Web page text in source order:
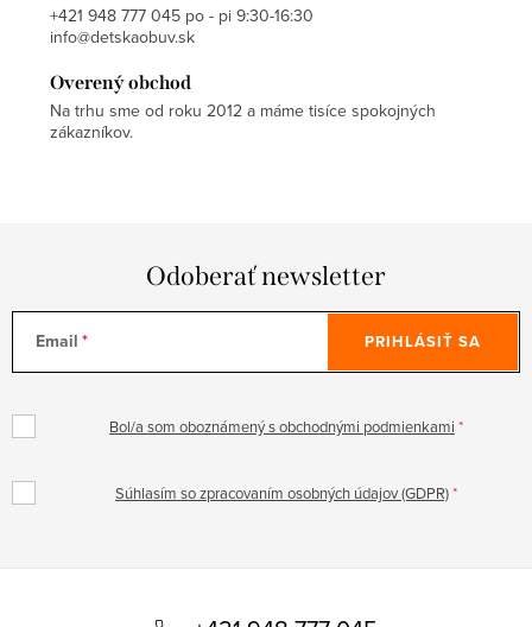
+421 948 777 045 po - pi 9:30-16:30
info@detskaobuv.sk
Overený obchod
Na trhu sme od roku 2012 a máme tisíce spokojných
zákazníkov.
Odoberať newsletter
Email
Bol/a som oboznámený s obchodnými podmienkami
Súhlasím so zpracovaním osobných údajov (GDPR)
PRIHLÁSIŤ SA